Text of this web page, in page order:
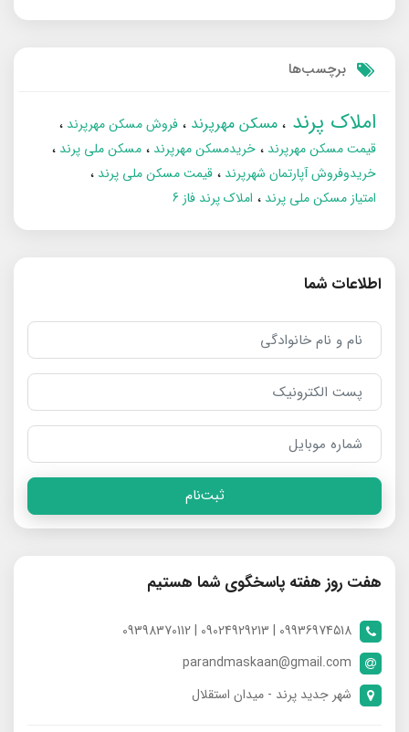
برچسب‌ها
املاک پرند مسکن مهرپرند
فروش مسکن مهرپرند
قیمت مسکن مهرپرند
خریدمسکن مهرپرند
مسکن ملی پرند
خریدوفروش آپارتمان شهرپرند
قیمت مسکن ملی پرند
امتیاز مسکن ملی پرند
املاک پرند فاز 6
اطلاعات شما
ثبت‌نام
هفت روز هفته پاسخگوی شما هستیم
09936974518 | 09024929213 | 09398370112
parandmaskaan@gmail.com
شهر جدید پرند - میدان استقلال